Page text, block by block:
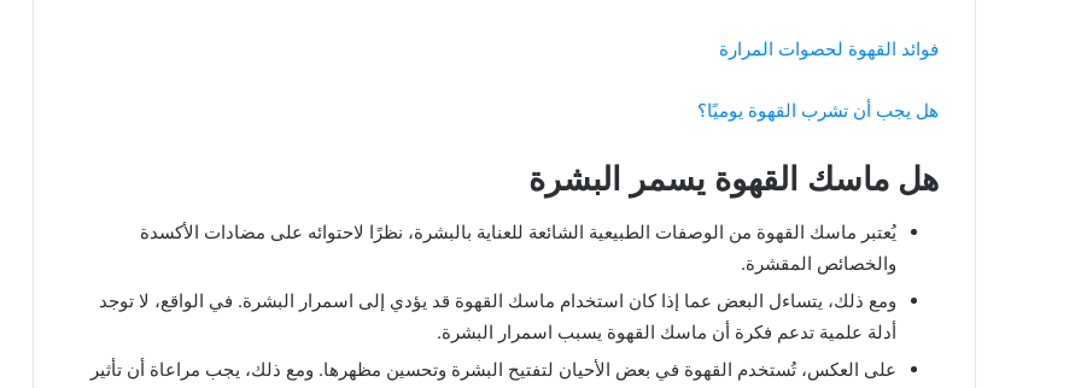
فوائد القهوة لحصوات المرارة
هل يجب أن تشرب القهوة يوميًا؟
هل ماسك القهوة يسمر البشرة
يُعتبر ماسك القهوة من الوصفات الطبيعية الشائعة للعناية بالبشرة، نظرًا لاحتوائه على مضادات الأكسدة
والخصائص المقشرة.
ومع ذلك، يتساءل البعض عما إذا كان استخدام ماسك القهوة قد يؤدي إلى اسمرار البشرة. في الواقع، لا توجد
أدلة علمية تدعم فكرة أن ماسك القهوة يسبب اسمرار البشرة.
على العكس، تُستخدم القهوة في بعض الأحيان لتفتيح البشرة وتحسين مظهرها. ومع ذلك، يجب مراعاة أن تأثير